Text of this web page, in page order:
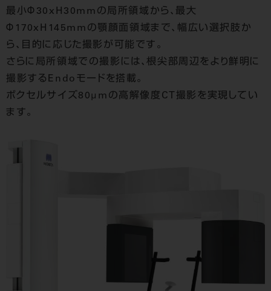
最小Φ30xH30mmの局所領域から、最大
Φ170xH145mmの顎顔面領域まで、幅広い選択肢か
ら、目的に応じた撮影が可能です。
さらに局所領域での撮影には、根尖部周辺をより鮮明に
撮影するEndoモードを搭載。
ボクセルサイズ80μmの高解像度CT撮影を実現してい
ます。